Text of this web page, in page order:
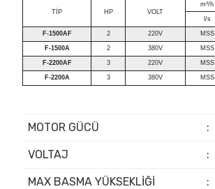
TİP HP VOLT
m³/h
l/s
F-1500AF 2 220V MSS
F-1500A 2 380V MSS
F-2200AF 3 220V MSS
F-2200A 3 380V MSS
MOTOR GÜCÜ :
VOLTAJ :
MAX BASMA YÜKSEKLİĞİ :